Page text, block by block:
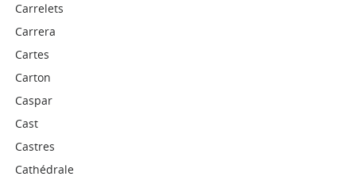
Carrelets
Carrera
Cartes
Carton
Caspar
Cast
Castres
Cathédrale